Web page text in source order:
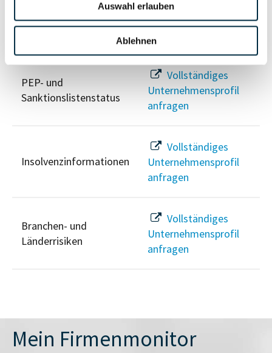
Auswahl erlauben
Ablehnen
PEP- und
Sanktionslistenstatus
Vollständiges
Unternehmensprofil
anfragen
Insolvenzinformationen
Vollständiges
Unternehmensprofil
anfragen
Branchen- und
Länderrisiken
Vollständiges
Unternehmensprofil
anfragen
Mein Firmenmonitor